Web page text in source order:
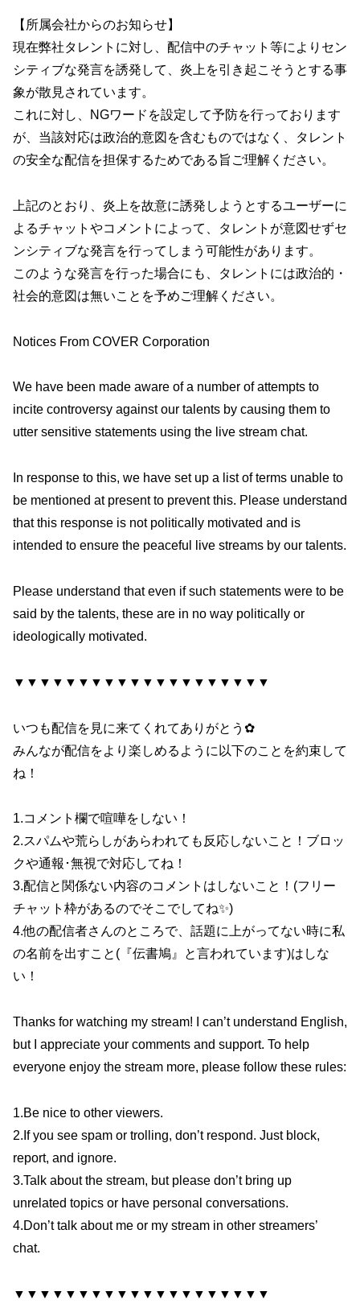
【所属会社からのお知らせ】
現在弊社タレントに対し、配信中のチャット等によりセン
シティブな発言を誘発して、炎上を引き起こそうとする事
象が散見されています。
これに対し、NGワードを設定して予防を行っております
が、当該対応は政治的意図を含むものではなく、タレント
の安全な配信を担保するためである旨ご理解ください。
上記のとおり、炎上を故意に誘発しようとするユーザーに
よるチャットやコメントによって、タレントが意図せずセ
ンシティブな発言を行ってしまう可能性があります。
このような発言を行った場合にも、タレントには政治的・
社会的意図は無いことを予めご理解ください。
Notices From COVER Corporation
We have been made aware of a number of attempts to
incite controversy against our talents by causing them to
utter sensitive statements using the live stream chat.
In response to this, we have set up a list of terms unable to
be mentioned at present to prevent this. Please understand
that this response is not politically motivated and is
intended to ensure the peaceful live streams by our talents.
Please understand that even if such statements were to be
said by the talents, these are in no way politically or
ideologically motivated.
▼▼▼▼▼▼▼▼▼▼▼▼▼▼▼▼▼▼▼▼
いつも配信を見に来てくれてありがとう✿
みんなが配信をより楽しめるように以下のことを約束して
ね！
1.コメント欄で喧嘩をしない！
2.スパムや荒らしがあらわれても反応しないこと！ブロッ
クや通報･無視で対応してね！
3.配信と関係ない内容のコメントはしないこと！(フリー
チャット枠があるのでそこでしてね✨)
4.他の配信者さんのところで、話題に上がってない時に私
の名前を出すこと(『伝書鳩』と言われています)はしな
い！
Thanks for watching my stream! I can’t understand English,
but I appreciate your comments and support. To help
everyone enjoy the stream more, please follow these rules:
1.Be nice to other viewers.
2.If you see spam or trolling, don’t respond. Just block,
report, and ignore.
3.Talk about the stream, but please don’t bring up
unrelated topics or have personal conversations.
4.Don’t talk about me or my stream in other streamers’
chat.
▼▼▼▼▼▼▼▼▼▼▼▼▼▼▼▼▼▼▼▼